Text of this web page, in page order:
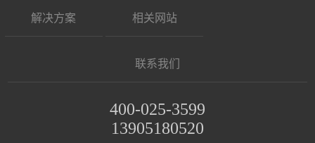
解决方案 相关网站
联系我们
400-025-3599
13905180520